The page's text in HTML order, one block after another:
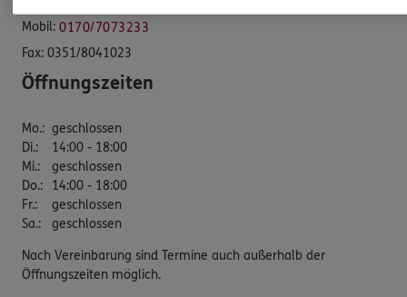
Mobil: 0170/7073233
Fax: 0351/8041023
Öffnungszeiten
Mo.: geschlossen
Di.:
14:00 - 18:00
Mi.:
geschlossen
Do.:
14:00 - 18:00
Fr.:
geschlossen
Sa.: geschlossen
Nach Vereinbarung sind Termine auch außerhalb der
Öffnungszeiten möglich.